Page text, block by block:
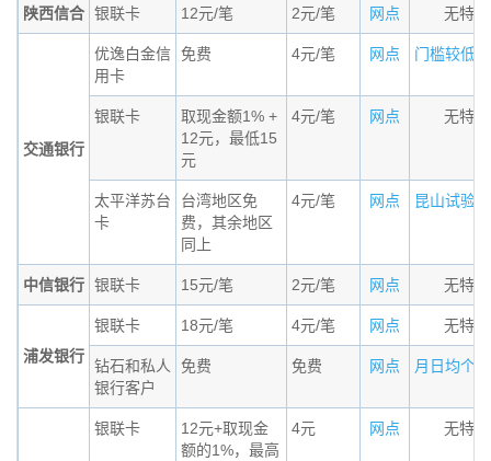
陕西信合 银联卡 12元/笔 2元/笔 网点 无特
交通银行
优逸白金信
用卡
免费 4元/笔 网点 门槛较低
银联卡
取现金额1% +
12元，最低15
元
4元/笔 网点 无特
太平洋苏台
卡
台湾地区免
费，其余地区
同上
4元/笔 网点 昆山试验
中信银行 银联卡 15元/笔 2元/笔 网点 无特
浦发银行
银联卡 18元/笔 4元/笔 网点 无特
钻石和私人
银行客户
免费 免费 网点 月日均个
银联卡
12元+取现金
额的1%，最高
4元 网点 无特